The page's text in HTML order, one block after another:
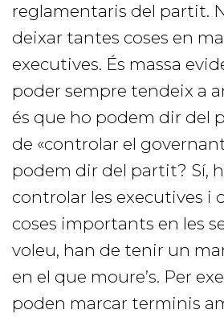
reglamentaris del partit.
deixar tantes coses en
executives. És massa
poder sempre tendeix a
és que ho podem dir del
de «controlar el
podem dir del partit? Sí,
controlar les executives i
coses importants en les
voleu, han de tenir un
en el que moure’s. Per
poden marcar terminis